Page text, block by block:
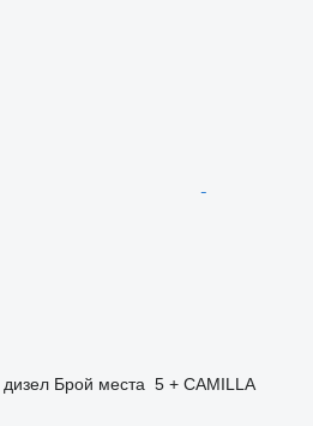
дизел Брой места 5 + CAMILLA